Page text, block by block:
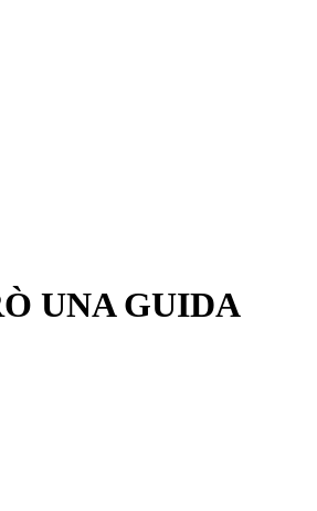
UNA GUIDA